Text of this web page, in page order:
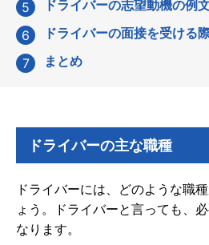
ドライバーの志望動機の例
ドライバーの面接を受ける
まとめ
ドライバーの主な職種
ドライバーには、どのような職
ょう。ドライバーと言っても、
なります。